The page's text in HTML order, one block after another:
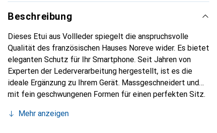
Beschreibung
Dieses Etui aus Vollleder spiegelt die anspruchsvolle
Qualität des französischen Hauses Noreve wider. Es bietet
eleganten Schutz für Ihr Smartphone. Seit Jahren von
Experten der Lederverarbeitung hergestellt, ist es die
ideale Ergänzung zu Ihrem Gerät. Massgeschneidert und
mit fein geschwungenen Formen für einen perfekten Sitz.
Smartphone. Die Marke Noreve ist international für ihre
Mehr anzeigen